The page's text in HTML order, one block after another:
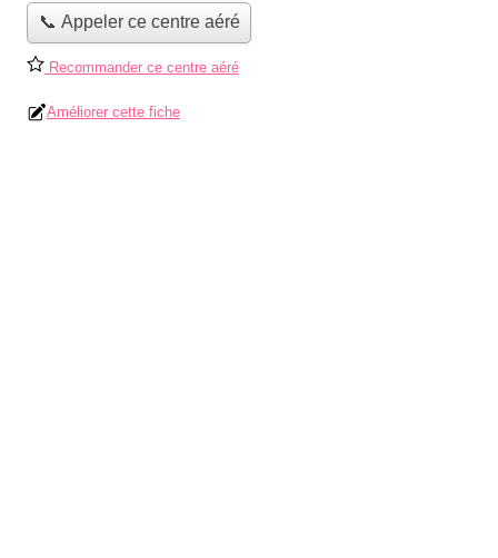
📞 Appeler ce centre aéré
Recommander ce centre aéré
Améliorer cette fiche